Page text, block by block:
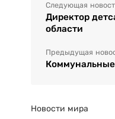
Следующая
Директор
области
Предыдущая
Новости мира